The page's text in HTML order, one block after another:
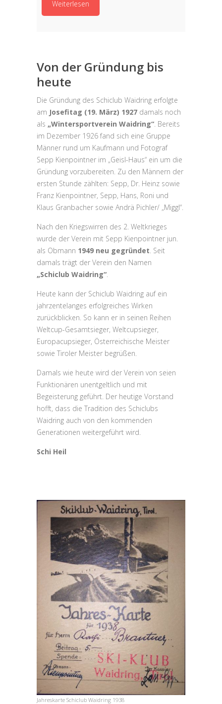
Weiterlesen
Von der Gründung bis
heute
Die Gründung des Schiclub Waidring erfolgte
am Josefitag (19. März) 1927 damals noch
als „Wintersportverein Waidring“. Bereits
im Dezember 1926 fand sich eine Gruppe
Männer rund um Kaufmann und Fotograf
Sepp Kienpointner im „Geisl-Haus“ ein um die
Gründung vorzubereiten. Zu den Männern der
ersten Stunde zählten: Sepp, Dr. Heinz sowie
Franz Kienpointner, Sepp, Hans, Roni und
Klaus Granbacher sowie Andrä Pichler/ „Miggl“.
Nach den Kriegswirren des 2. Weltkrieges
wurde der Verein mit Sepp Kienpointner jun.
als Obmann 1949 neu gegründet. Seit
damals trägt der Verein den Namen
„Schiclub Waidring“.
Heute kann der Schiclub Waidring auf ein
jahrzentelanges erfolgreiches Wirken
zurückblicken. So kann er in seinen Reihen
Weltcup-Gesamtsieger, Weltcupsieger,
Europacupsieger, Österreichische Meister
sowie Tiroler Meister begrüßen.
Damals wie heute wird der Verein von seien
Funktionären unentgeltlich und mit
Begeisterung geführt. Der heutige Vorstand
hofft, dass die Tradition des Schiclubs
Waidring auch von den kommenden
Generationen weitergeführt wird.
Schi Heil
Jahreskarte Schiclub Waidring 1938